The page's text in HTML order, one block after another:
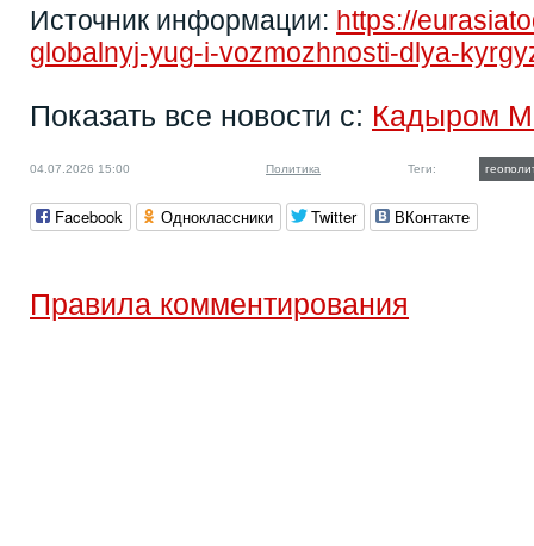
Источник информации: https://
globalnyj-yug-i-vozmozhnosti-dlya-
Показать все новости с: Кадыром
04.07.2026 15:00 Политика Теги:
Facebook Одноклассники Twitter ВКонтакте
Правила комментирования